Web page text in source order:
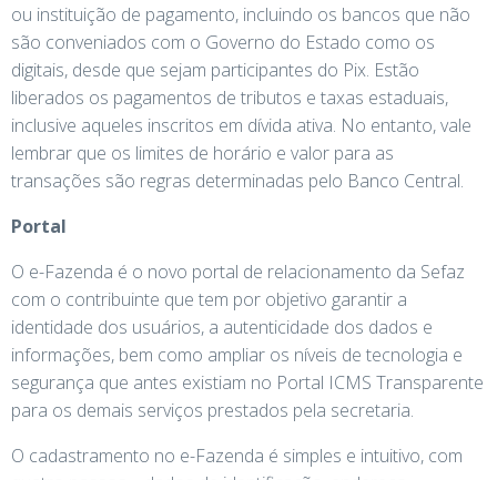
ou instituição de pagamento, incluindo os bancos que não
são conveniados com o Governo do Estado como os
digitais, desde que sejam participantes do Pix. Estão
liberados os pagamentos de tributos e taxas estaduais,
inclusive aqueles inscritos em dívida ativa. No entanto, vale
lembrar que os limites de horário e valor para as
transações são regras determinadas pelo Banco Central.
Portal
O e-Fazenda é o novo portal de relacionamento da Sefaz
com o contribuinte que tem por objetivo garantir a
identidade dos usuários, a autenticidade dos dados e
informações, bem como ampliar os níveis de tecnologia e
segurança que antes existiam no Portal ICMS Transparente
para os demais serviços prestados pela secretaria.
O cadastramento no e-Fazenda é simples e intuitivo, com